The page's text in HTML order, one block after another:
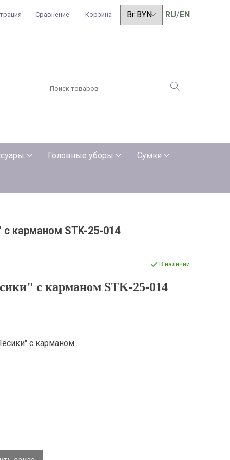
Сравнение Корзина RU/ EN
Головные уборы Сумки
карманом STK-25-014
В наличии
с карманом STK-25-014
с карманом